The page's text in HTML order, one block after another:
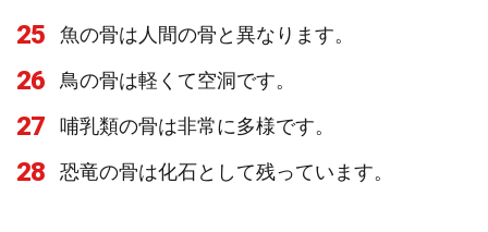
25 魚の骨は人間の骨と異なります。
26 鳥の骨は軽くて空洞です。
27 哺乳類の骨は非常に多様です。
28 恐竜の骨は化石として残っています。